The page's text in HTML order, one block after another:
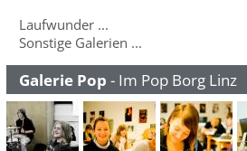
Laufwunder ...
Sonstige Galerien ...
Galerie Pop - Im Pop Borg Linz